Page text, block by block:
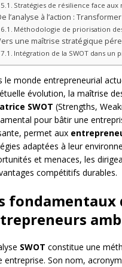
Stratégies de résilience face
l’analyse à l’action :
Méthodologie de priorisation
une maîtrise stratégique
Intégration de la SWOT dans un
le monde entrepreneurial
évolution, la maîtrise
SWOT (Strengths,
pour bâtir une
permet aux
adaptées à leur
et menaces, les
compétitifs durables.
fondamentaux
SWOT constitue une
entreprise. Son nom,